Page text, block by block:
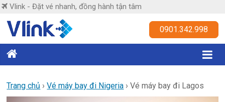
Skip
content
Vlink - Đặt vé nhanh, đồng hành tận tâm
Vlink
nhanh,
đồng
0901.342.998
Trang chủ ›Vé máy bay đi Nigeria ›Vé máy bay đi Lagos